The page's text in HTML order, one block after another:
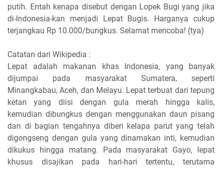
putih. Entah kenapa disebut dengan Lopek Bugi yang jika
di-Indonesia-kan menjadi Lepat Bugis. Harganya cukup
terjangkau Rp 10.000/bungkus. Selamat mencoba! (tya)
Catatan dari Wikipedia :
Lepat adalah makanan khas Indonesia, yang banyak
dijumpai pada masyarakat Sumatera, seperti
Minangkabau, Aceh, dan Melayu. Lepat terbuat dari tepung
ketan yang diisi dengan gula merah hingga kalis,
kemudian dibungkus dengan menggunakan daun pisang
dan di bagian tengahnya diberi kelapa parut yang telah
digongseng dengan gula yang dinamakan inti, kemudian
dikukus hingga matang. Pada masyarakat Gayo, lepat
khusus disajikan pada hari-hari tertentu, terutama